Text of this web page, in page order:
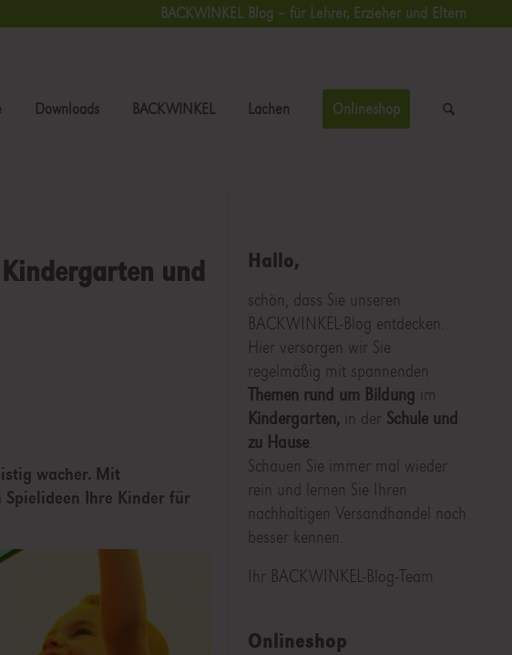
BACKWINKEL Blog – für Lehrer, Erzieher und Eltern
Downloads BACKWINKEL Lachen Onlineshop
und
wacher. Mit
Ihre Kinder für
Hallo,
schön, dass Sie unseren
BACKWINKEL-Blog entdecken.
Hier versorgen wir Sie
regelmäßig mit spannenden
Themen rund um Bildung im
Kindergarten, in der Schule und
zu Hause.
Schauen Sie immer mal wieder
rein und lernen Sie Ihren
nachhaltigen Versandhandel noch
besser kennen.
Ihr BACKWINKEL-Blog-Team
Onlineshop